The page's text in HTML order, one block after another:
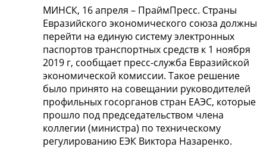
МИНСК, 16 апреля – ПраймПресс. Страны
Евразийского экономического союза должны
перейти на единую систему электронных
паспортов транспортных средств к 1 ноября
2019 г, сообщает пресс-служба Евразийской
экономической комиссии. Такое решение
было принято на совещании руководителей
профильных госорганов стран ЕАЭС, которые
прошло под председательством члена
коллегии (министра) по техническому
регулированию ЕЭК Виктора Назаренко.